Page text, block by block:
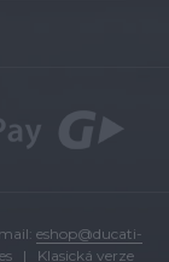
eshop@ducati-
| Klasická verze